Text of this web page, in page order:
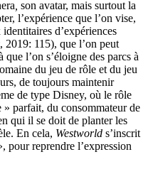
son avatar, mais surtout la
l’expérience que l’on vise,
d’expériences
2019: 115), que l’on peut
l’on s’éloigne des parcs à
du jeu de rôle et du jeu
de toujours maintenir
de type Disney, où le rôle
parfait, du consommateur de
qui il se doit de planter les
En cela, Westworld s’inscrit
pour reprendre l’expression